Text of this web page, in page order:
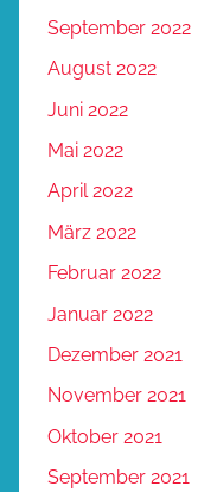
September 2022
August 2022
Juni 2022
Mai 2022
April 2022
März 2022
Februar 2022
Januar 2022
Dezember 2021
November 2021
Oktober 2021
September 2021